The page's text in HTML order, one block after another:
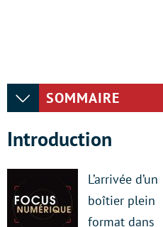
SOMMAIRE
Introduction
L’arrivée d’un
boîtier plein
format dans